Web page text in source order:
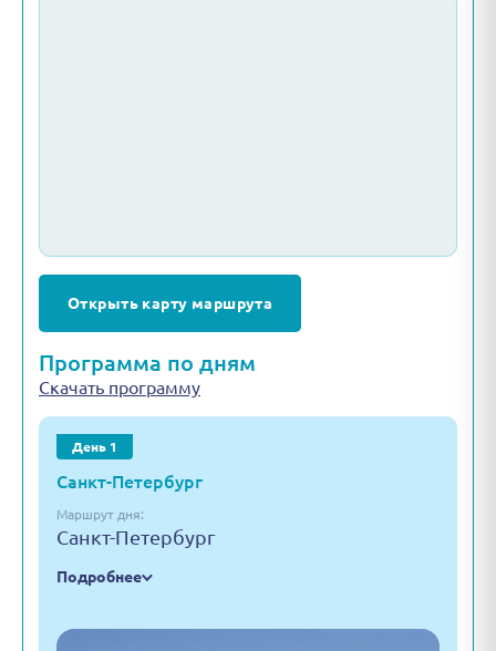
Открыть карту маршрута
Программа по дням
Скачать программу
День 1
Санкт-Петербург
Маршрут дня:
Санкт-Петербург
Подробнее